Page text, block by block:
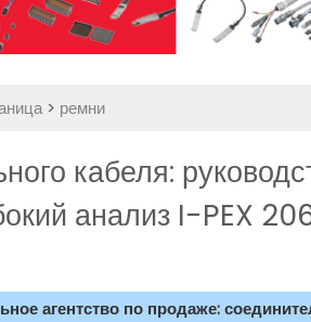
> ремни
кабеля:
анализ I-PEX
агентство по продаже: